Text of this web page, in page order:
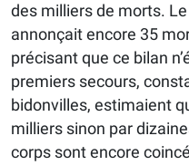
des milliers de morts.
annonçait encore 35
précisant que ce bilan
premiers secours,
bidonvilles, estimaient
milliers sinon par
corps sont encore